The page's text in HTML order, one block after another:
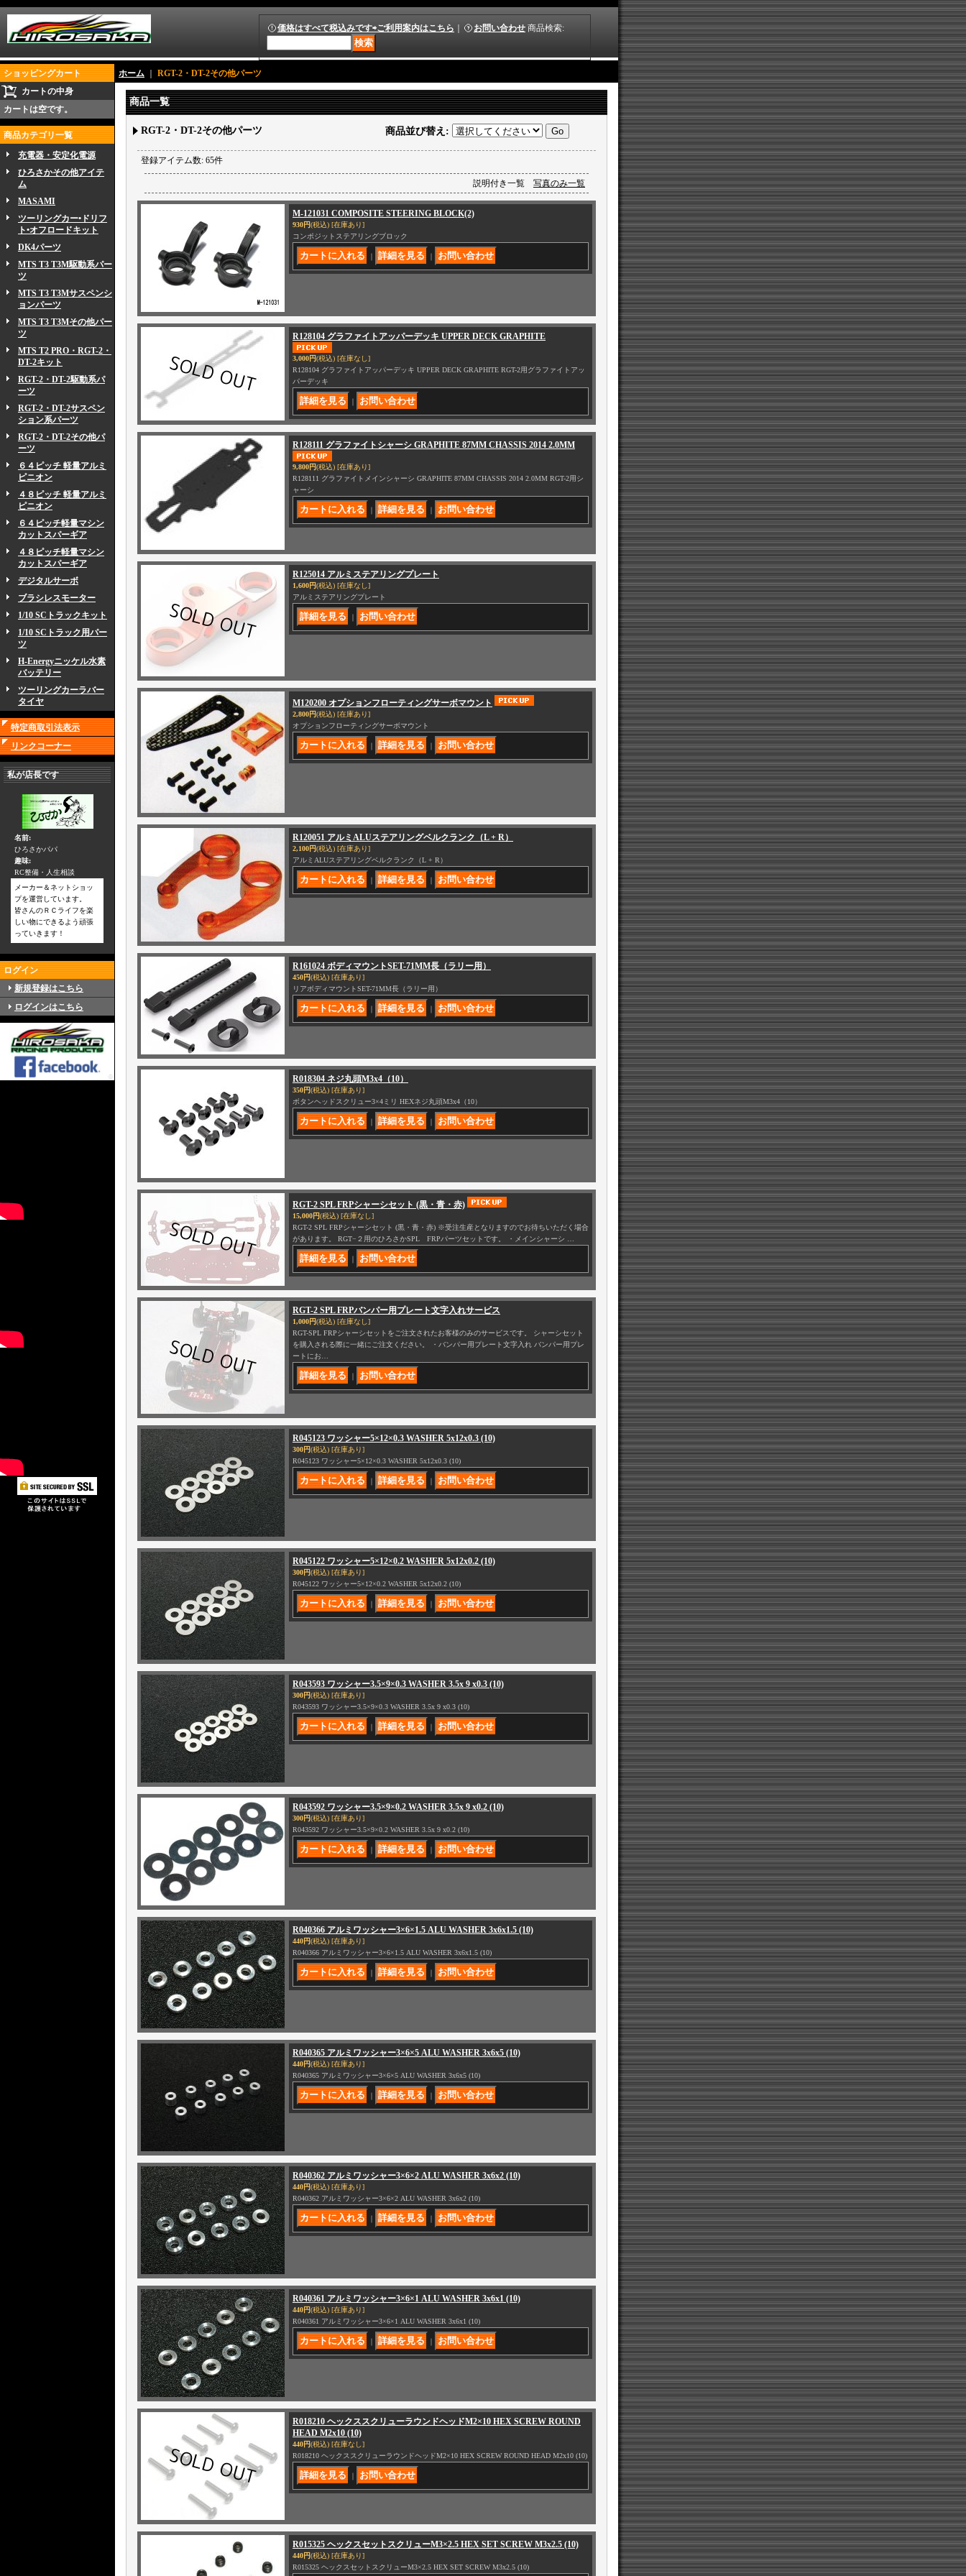
価格はすべて税込みです⇨ご利用案内はこちら お問い合わせ 商品検索:
ショッピングカート
カートの中身
カートは空です。
商品カテゴリ一覧
充電器・安定化電源
ひろさかその他アイテ
ム
MASAMI
ツーリングカー•ドリフ
ト•オフロードキット
DK4パーツ
MTS T3 T3M駆動系パー
ツ
MTS T3 T3Mサスペンシ
ョンパーツ
MTS T3 T3Mその他パー
ツ
MTS T2 PRO・RGT-2・
DT-2キット
RGT-2・DT-2駆動系パ
ーツ
RGT-2・DT-2サスペン
ション系パーツ
RGT-2・DT-2その他パ
ーツ
６４ピッチ 軽量アルミ
ピニオン
４８ピッチ 軽量アルミ
ピニオン
６４ピッチ軽量マシン
カットスパーギア
４８ピッチ軽量マシン
カットスパーギア
デジタルサーボ
ブラシレスモーター
1/10 SCトラックキット
1/10 SCトラック用パー
ツ
H-Energyニッケル水素
バッテリー
ツーリングカーラバー
タイヤ
特定商取引法表示
リンクコーナー
私が店長です
名前:
ひろさかパパ
趣味:
RC整備・人生相談
メーカー＆ネットショッ
プを運営しています。
皆さんのＲＣライフを楽
しい物にできるよう頑張
っていきます！
ログイン
新規登録はこちら
ログインはこちら
ホーム RGT-2・DT-2その他パーツ
商品一覧
RGT-2・DT-2その他パーツ 商品並び替え :
登録アイテム数: 65件
説明付き一覧 写真のみ一覧
M-121031 COMPOSITE STEERING BLOCK(2)
930円(税込) [在庫あり]
コンポジットステアリングブロック
｜ ｜
R128104 グラファイトアッパーデッキ UPPER DECK GRAPHITE
3,000円(税込) [在庫なし]
R128104 グラファイトアッパーデッキ UPPER DECK GRAPHITE RGT-2用グラファイトアッ
パーデッキ
｜
R128111 グラファイトシャーシ GRAPHITE 87MM CHASSIS 2014 2.0MM
9,800円(税込) [在庫あり]
R128111 グラファイトメインシャーシ GRAPHITE 87MM CHASSIS 2014 2.0MM RGT-2用シ
ャーシ
｜ ｜
R125014 アルミステアリングプレート
1,600円(税込) [在庫なし]
アルミステアリングプレート
｜
M120200 オプションフローティングサーボマウント
2,800円(税込) [在庫あり]
オプションフローティングサーボマウント
｜ ｜
R120051 アルミALUステアリングベルクランク（L + R）
2,100円(税込) [在庫あり]
アルミALUステアリングベルクランク（L + R）
｜ ｜
R161024 ボディマウントSET-71MM長（ラリー用）
450円(税込) [在庫あり]
リアボディマウントSET-71MM長（ラリー用）
｜ ｜
R018304 ネジ丸頭M3x4（10）
350円(税込) [在庫あり]
ボタンヘッドスクリュー3×4ミリ HEXネジ丸頭M3x4（10）
｜ ｜
RGT-2 SPL FRPシャーシセット (黒・青・赤)
15,000円(税込) [在庫なし]
RGT-2 SPL FRPシャーシセット (黒・青・赤) ※受注生産となりますのでお待ちいただく場合
があります。 RGT−２用のひろさかSPL FRPパーツセットです。 ・メインシャーシ …
｜
RGT-2 SPL FRPバンパー用プレート文字入れサービス
1,000円(税込) [在庫なし]
RGT-SPL FRPシャーシセットをご注文されたお客様のみのサービスです。 シャーシセット
を購入される際に一緒にご注文ください。 ・バンパー用プレート文字入れ バンパー用プレ
ートにお…
｜
R045123 ワッシャー5×12×0.3 WASHER 5x12x0.3 (10)
300円(税込) [在庫あり]
R045123 ワッシャー5×12×0.3 WASHER 5x12x0.3 (10)
｜ ｜
R045122 ワッシャー5×12×0.2 WASHER 5x12x0.2 (10)
300円(税込) [在庫あり]
R045122 ワッシャー5×12×0.2 WASHER 5x12x0.2 (10)
｜ ｜
R043593 ワッシャー3.5×9×0.3 WASHER 3.5x 9 x0.3 (10)
300円(税込) [在庫あり]
R043593 ワッシャー3.5×9×0.3 WASHER 3.5x 9 x0.3 (10)
｜ ｜
R043592 ワッシャー3.5×9×0.2 WASHER 3.5x 9 x0.2 (10)
300円(税込) [在庫あり]
R043592 ワッシャー3.5×9×0.2 WASHER 3.5x 9 x0.2 (10)
｜ ｜
R040366 アルミワッシャー3×6×1.5 ALU WASHER 3x6x1.5 (10)
440円(税込) [在庫あり]
R040366 アルミワッシャー3×6×1.5 ALU WASHER 3x6x1.5 (10)
｜ ｜
R040365 アルミワッシャー3×6×5 ALU WASHER 3x6x5 (10)
440円(税込) [在庫あり]
R040365 アルミワッシャー3×6×5 ALU WASHER 3x6x5 (10)
｜ ｜
R040362 アルミワッシャー3×6×2 ALU WASHER 3x6x2 (10)
440円(税込) [在庫あり]
R040362 アルミワッシャー3×6×2 ALU WASHER 3x6x2 (10)
｜ ｜
R040361 アルミワッシャー3×6×1 ALU WASHER 3x6x1 (10)
440円(税込) [在庫あり]
R040361 アルミワッシャー3×6×1 ALU WASHER 3x6x1 (10)
｜ ｜
R018210 ヘックススクリューラウンドヘッドM2×10 HEX SCREW ROUND
HEAD M2x10 (10)
440円(税込) [在庫なし]
R018210 ヘックススクリューラウンドヘッドM2×10 HEX SCREW ROUND HEAD M2x10 (10)
｜
R015325 ヘックスセットスクリューM3×2.5 HEX SET SCREW M3x2.5 (10)
440円(税込) [在庫あり]
R015325 ヘックスセットスクリューM3×2.5 HEX SET SCREW M3x2.5 (10)